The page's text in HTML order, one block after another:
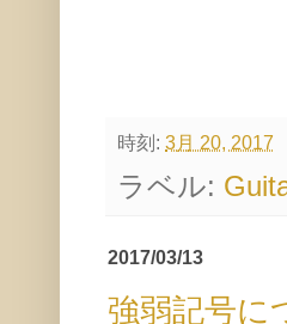
時刻: 3月 20, 2017
ラベル:
2017/03/13
強弱記号に